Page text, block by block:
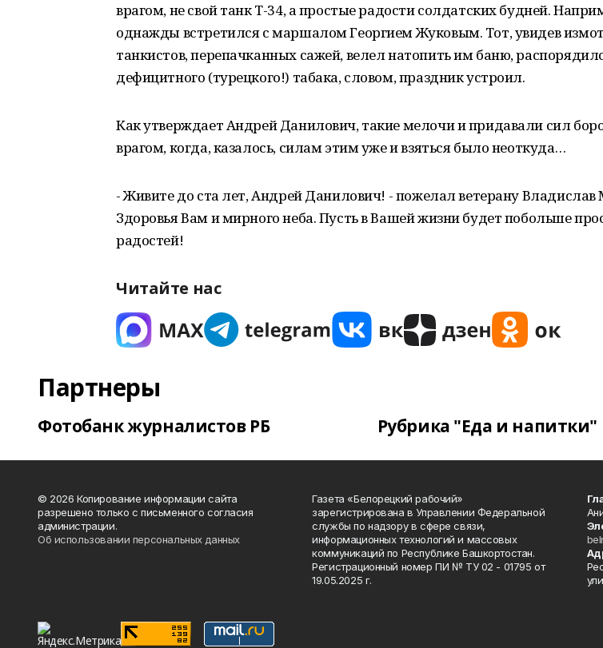
врагом, не свой танк Т-34, а простые радости солдатских будней.
однажды встретился с маршалом Георгием Жуковым. Тот, увидев
танкистов, перепачканных сажей, велел натопить им баню,
дефицитного (турецкого!) табака, словом, праздник устроил.
Как утверждает Андрей Данилович, такие мелочи и придавали сил
врагом, когда, казалось, силам этим уже и взяться было неоткуда…
- Живите до ста лет, Андрей Данилович! - пожелал ветерану Владислав
Здоровья Вам и мирного неба. Пусть в Вашей жизни будет побольше
радостей!
Читайте нас
Партнеры
Фотобанк журналистов РБ Рубрика "Еда и напитки"
© 2026 Копирование информации сайта
разрешено только с письменного согласия
администрации.
Об использовании персональных данных
Газета «Белорецкий рабочий»
зарегистрирована в Управлении Федеральной
службы по надзору в сфере связи,
информационных технологий и массовых
коммуникаций по Республике Башкортостан.
Регистрационный номер ПИ № ТУ 02 - 01795 от
19.05.2025 г.